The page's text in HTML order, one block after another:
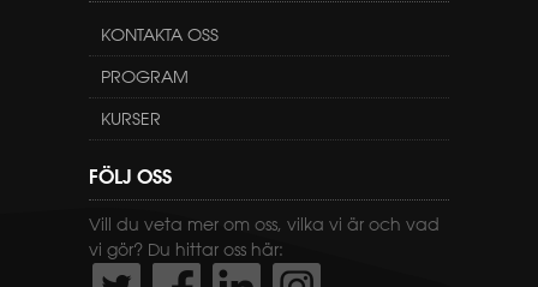
KONTAKTA OSS
PROGRAM
KURSER
FÖLJ OSS
Vill du veta mer om oss, vilka vi är och vad
vi gör? Du hittar oss här: